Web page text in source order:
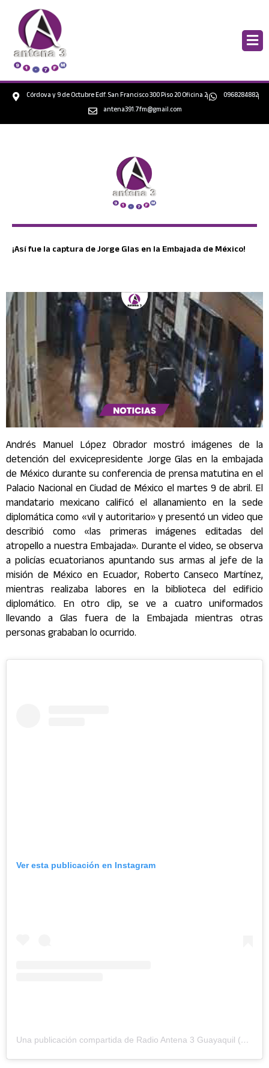
contenido
Córdova y 9 de Octubre Edf. San Francisco 300 Piso 20 Oficina 2
0968284882
antena391.7fm@gmail.com
¡Así fue la captura de Jorge Glas en la Embajada de México!
Andrés Manuel López Obrador mostró imágenes de la
detención del exvicepresidente Jorge Glas en la embajada
de México durante su conferencia de prensa matutina en el
Palacio Nacional en Ciudad de México el martes 9 de abril. El
mandatario mexicano calificó el allanamiento en la sede
diplomática como «vil y autoritario» y presentó un video que
describió como «las primeras imágenes editadas del
atropello a nuestra Embajada». Durante el video, se observa
a policías ecuatorianos apuntando sus armas al jefe de la
misión de México en Ecuador, Roberto Canseco Martínez,
mientras realizaba labores en la biblioteca del edificio
diplomático. En otro clip, se ve a cuatro uniformados
llevando a Glas fuera de la Embajada mientras otras
personas grababan lo ocurrido.
Ver esta publicación en Instagram
Una publicación compartida de Radio Antena 3 Guayaquil (@antena3ecuador)